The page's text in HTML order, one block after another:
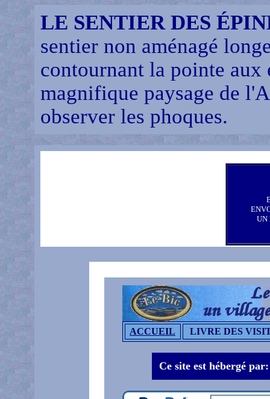
LE SENTIER DES
sentier non aménagé
contournant la pointe aux
magnifique paysage de
observer les phoques.
UN
ACCUEIL LIVRE DES
Ce site est hébergé par: